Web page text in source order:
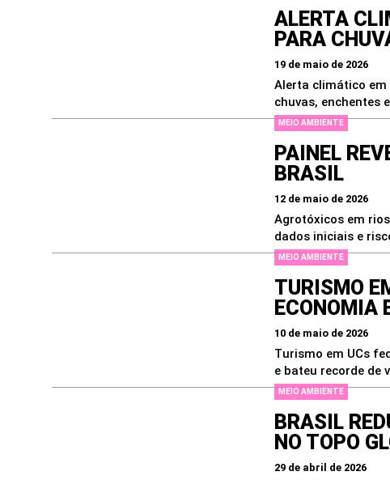
ALERTA
PARA
19 de maio de 2026
Alerta climático em
chuvas, enchentes
MEIO AMBIENTE
PAINEL
BRASIL
12 de maio de 2026
Agrotóxicos em
dados iniciais e
MEIO AMBIENTE
TURISMO
ECONOMIA
10 de maio de 2026
Turismo em UCs
e bateu recorde de
MEIO AMBIENTE
BRASIL
NO TOPO
29 de abril de 2026